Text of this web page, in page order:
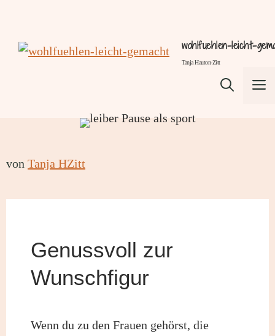
springen
wohlfuehlen-leicht-
Tanja Hauton-Zitt
von Tanja HZitt
Genussvoll zur
Wunschfigur
Wenn du zu den Frauen gehörst, die